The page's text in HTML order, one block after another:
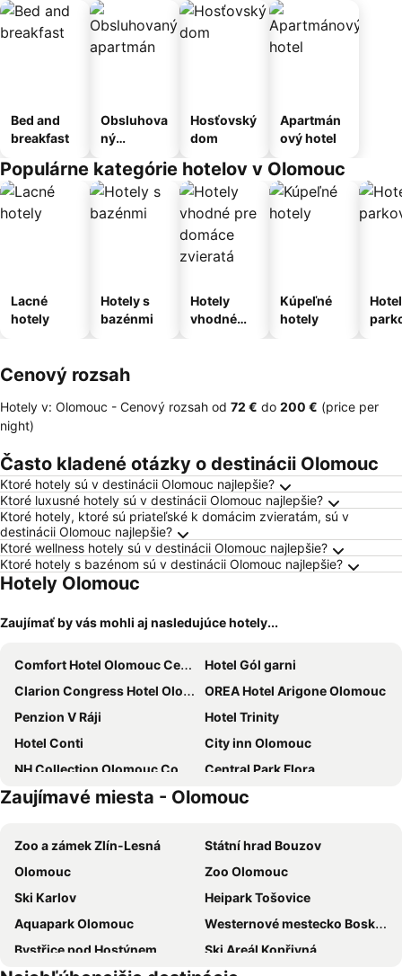
Bed and
breakfast
Obsluhova
ný
Hosťovský
dom
Apartmán
ový hotel
Populárne kategórie hotelov v Olomouc
Lacné
hotely
Hotely s
bazénmi
Hotely
vhodné
Kúpeľné
hotely
Cenový rozsah
Hotely v: Olomouc - Cenový rozsah od ‎72 € do ‎200 € (price per
night)
Často kladené otázky o destinácii Olomouc
Ktoré hotely sú v destinácii Olomouc najlepšie?
Ktoré luxusné hotely sú v destinácii Olomouc najlepšie?
Ktoré hotely, ktoré sú priateľské k domácim zvieratám, sú v
destinácii Olomouc najlepšie?
Ktoré wellness hotely sú v destinácii Olomouc najlepšie?
Ktoré hotely s bazénom sú v destinácii Olomouc najlepšie?
Hotely Olomouc
Zaujímať by vás mohli aj nasledujúce hotely...
Comfort Hotel Olomouc Centre
Hotel Gól garni
Clarion Congress Hotel Olomouc
OREA Hotel Arigone Olomouc
Penzion V Ráji
Hotel Trinity
Hotel Conti
City inn Olomouc
NH Collection Olomouc Congress
Central Park Flora
Hotel Palác
Hotel Milotel
Best Hotel Garni
Hotel Avion
Hotel Senimo
Prachárna Park Hotel Olomouc
Penzion Barborka
Nutrend World
Miss Sophie's Olomouc - Boutique Hotel
Royal Pension
Theresian Hotel
Pension Kriva
Zaujímavé miesta - Olomouc
Zoo a zámek Zlín-Lesná
Státní hrad Bouzov
Olomouc
Zoo Olomouc
Ski Karlov
Heipark Tošovice
Aquapark Olomouc
Westernové mestecko Boskovice
Bystřice pod Hostýnem
Ski Areál Kopřivná